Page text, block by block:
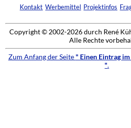
Kontakt Werbemittel Projektinfos
Copyright © 2002-2026 durch René
Alle Rechte
Zum Anfang der Seite " Einen Eintrag
".